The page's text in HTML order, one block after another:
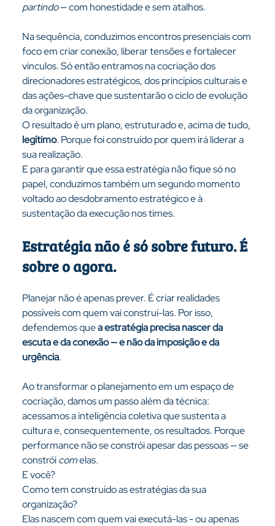
partindo — com honestidade e sem atalhos.
Na sequência, conduzimos encontros presenciais com
foco em criar conexão, liberar tensões e fortalecer
vínculos. Só então entramos na cocriação dos
direcionadores estratégicos, dos princípios culturais e
das ações-chave que sustentarão o ciclo de evolução
da organização.
O resultado é um plano, estruturado e, acima de tudo,
legítimo. Porque foi construído por quem irá liderar a
sua realização.
E para garantir que essa estratégia não fique só no
papel, conduzimos também um segundo momento
voltado ao desdobramento estratégico e à
sustentação da execução nos times.
Estratégia não é só sobre futuro. É
sobre o agora.
Planejar não é apenas prever. É criar realidades
possíveis com quem vai construí-las. Por isso,
defendemos que a estratégia precisa nascer da
escuta e da conexão — e não da imposição e da
urgência.
Ao transformar o planejamento em um espaço de
cocriação, damos um passo além da técnica:
acessamos a inteligência coletiva que sustenta a
cultura e, consequentemente, os resultados. Porque
performance não se constrói apesar das pessoas — se
constrói com elas.
E você?
Como tem construído as estratégias da sua
organização?
Elas nascem com quem vai executá-las - ou apenas